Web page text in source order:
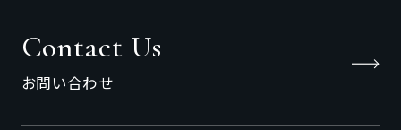
Contact Us
お問い合わせ